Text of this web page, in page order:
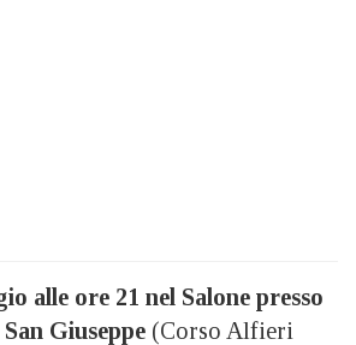
alle ore 21 nel Salone presso
Giuseppe (Corso Alfieri